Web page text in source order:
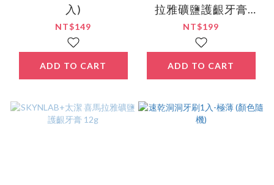
入)
NT$149
ADD TO CART
拉雅礦鹽護齦牙膏
100g
NT$199
ADD TO CART